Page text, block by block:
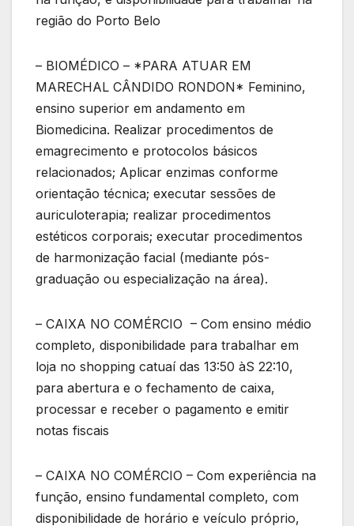
região do Porto Belo
– BIOMÉDICO – *PARA ATUAR EM
MARECHAL CÂNDIDO RONDON* Feminino,
ensino superior em andamento em
Biomedicina. Realizar procedimentos de
emagrecimento e protocolos básicos
relacionados; Aplicar enzimas conforme
orientação técnica; executar sessões de
auriculoterapia; realizar procedimentos
estéticos corporais; executar procedimentos
de harmonização facial (mediante pós-
graduação ou especialização na área).
– CAIXA NO COMÉRCIO – Com ensino médio
completo, disponibilidade para trabalhar em
loja no shopping catuaí das 13:50 àS 22:10,
para abertura e o fechamento de caixa,
processar e receber o pagamento e emitir
notas fiscais
– CAIXA NO COMÉRCIO – Com experiência na
função, ensino fundamental completo, com
disponibilidade de horário e veículo próprio,